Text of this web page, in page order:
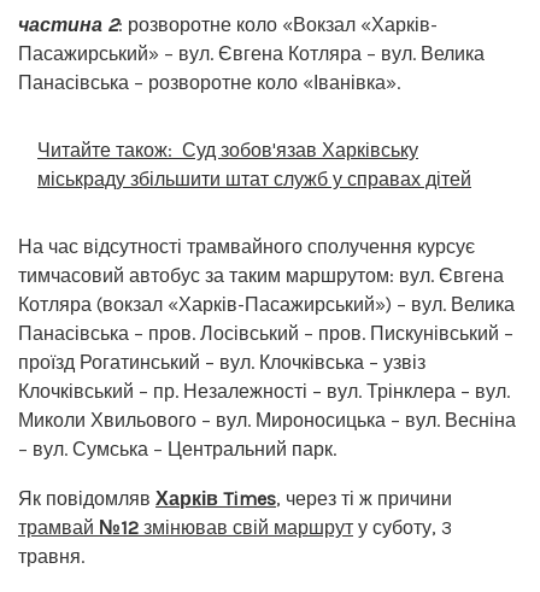
частина 2: розворотне коло «Вокзал «Харків-
Пасажирський» – вул. Євгена Котляра – вул. Велика
Панасівська – розворотне коло «Іванівка».
Читайте також: Суд зобов'язав Харківську
міськраду збільшити штат служб у справах дітей
На час відсутності трамвайного сполучення курсує
тимчасовий автобус за таким маршрутом: вул. Євгена
Котляра (вокзал «Харків-Пасажирський») – вул. Велика
Панасівська – пров. Лосівський – пров. Пискунівський –
проїзд Рогатинський – вул. Клочківська – узвіз
Клочківський – пр. Незалежності – вул. Трінклера – вул.
Миколи Хвильового – вул. Мироносицька – вул. Весніна
– вул. Сумська – Центральний парк.
Як повідомляв Харків Times, через ті ж причини
трамвай №12 змінював свій маршрут у суботу, 3
травня.